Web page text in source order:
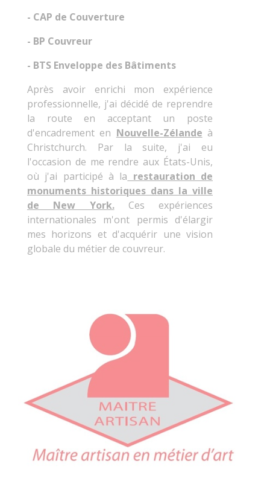
- CAP de Couverture
- BP Couvreur
- BTS Enveloppe des Bâtiments
Après avoir enrichi mon expérience
professionnelle, j'ai décidé de reprendre
la route en acceptant un poste
d'encadrement en Nouvelle-Zélande à
Christchurch. Par la suite, j'ai eu
l'occasion de me rendre aux États-Unis,
où j'ai participé à la restauration de
monuments historiques dans la ville
de New York.Ces expériences
internationales m'ont permis d'élargir
mes horizons et d'acquérir une vision
globale du métier de couvreur.